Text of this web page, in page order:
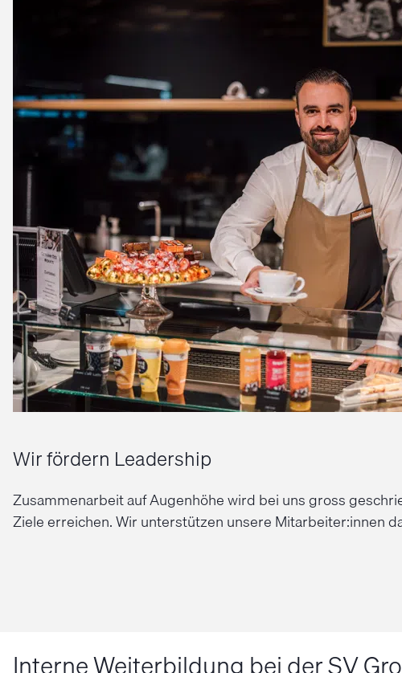
Wir fördern Leadership
Zusammenarbeit auf Augenhöhe wird bei uns gross
Ziele erreichen. Wir unterstützen unsere Mitarbeiter:innen